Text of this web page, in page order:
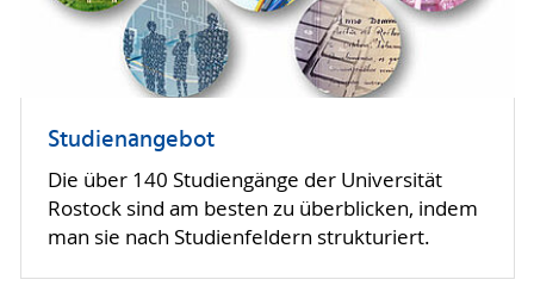
Studienangebot
Die über 140 Studiengänge der Universität
Rostock sind am besten zu überblicken, indem
man sie nach Studienfeldern strukturiert.